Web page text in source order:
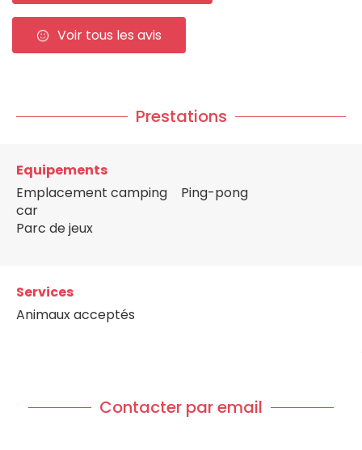
Voir tous les avis
Prestations
Equipements
Emplacement camping
car
Parc de jeux
Ping-pong
Services
Animaux acceptés
Contacter par email